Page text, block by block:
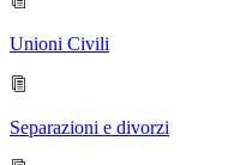
Unioni Civili
Separazioni e divorzi